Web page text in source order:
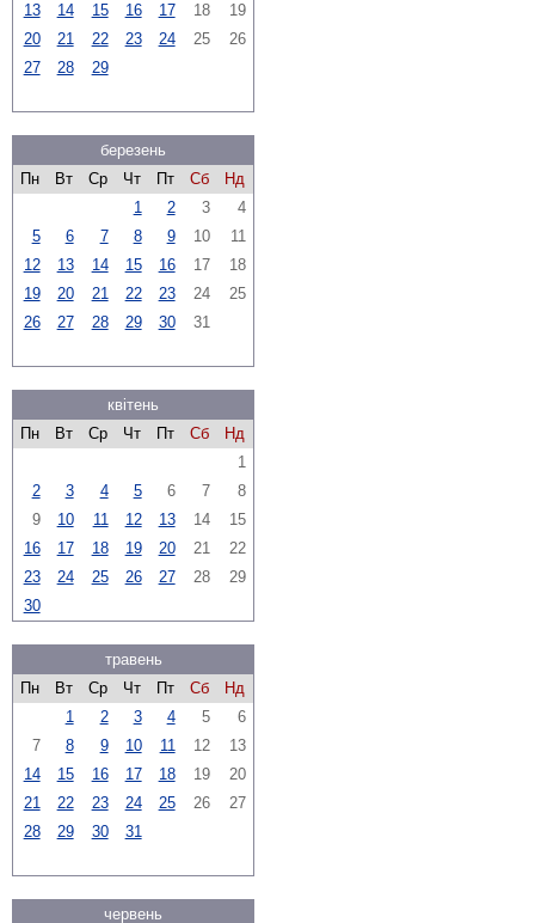
13
14 15 16 17 18
19
20
21 22 23 24 25
26
27
28 29
березень
Пн
Вт Ср Чт Пт Сб
Нд
1
2 3
4
5
6 7 8 9 10
11
12
13 14 15 16 17
18
19
20 21 22 23 24
25
26
27 28 29 30 31
квітень
Пн
Вт Ср Чт Пт Сб
Нд
1
2
3 4 5 6 7
8
9
10 11 12 13 14
15
16
17 18 19 20 21
22
23
24 25 26 27 28
29
30
травень
Пн
Вт Ср Чт Пт Сб
Нд
1
2 3 4 5
6
7
8 9 10 11 12
13
14
15 16 17 18 19
20
21
22 23 24 25 26
27
28
29 30 31
червень